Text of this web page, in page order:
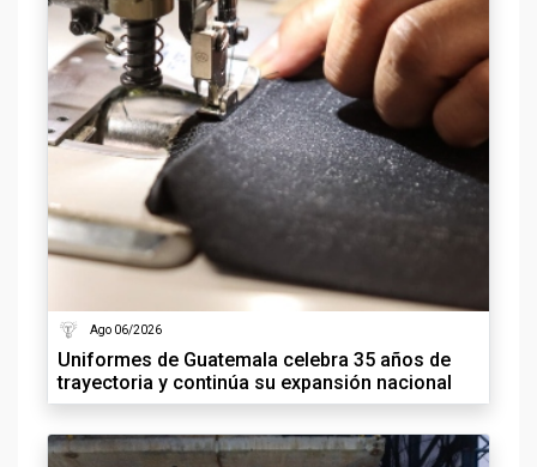
Ago 06/2026
Uniformes de Guatemala celebra 35 años de
trayectoria y continúa su expansión nacional